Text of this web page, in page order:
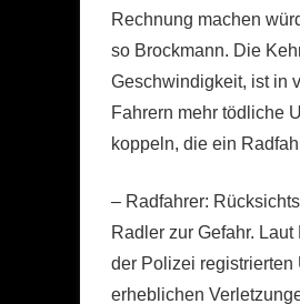
Rechnung machen
so Brockmann. Die
Geschwindigkeit, ist in
Fahrern mehr tödliche
koppeln, die ein
– Radfahrer:
Radler zur Gefahr.
der Polizei
erheblichen